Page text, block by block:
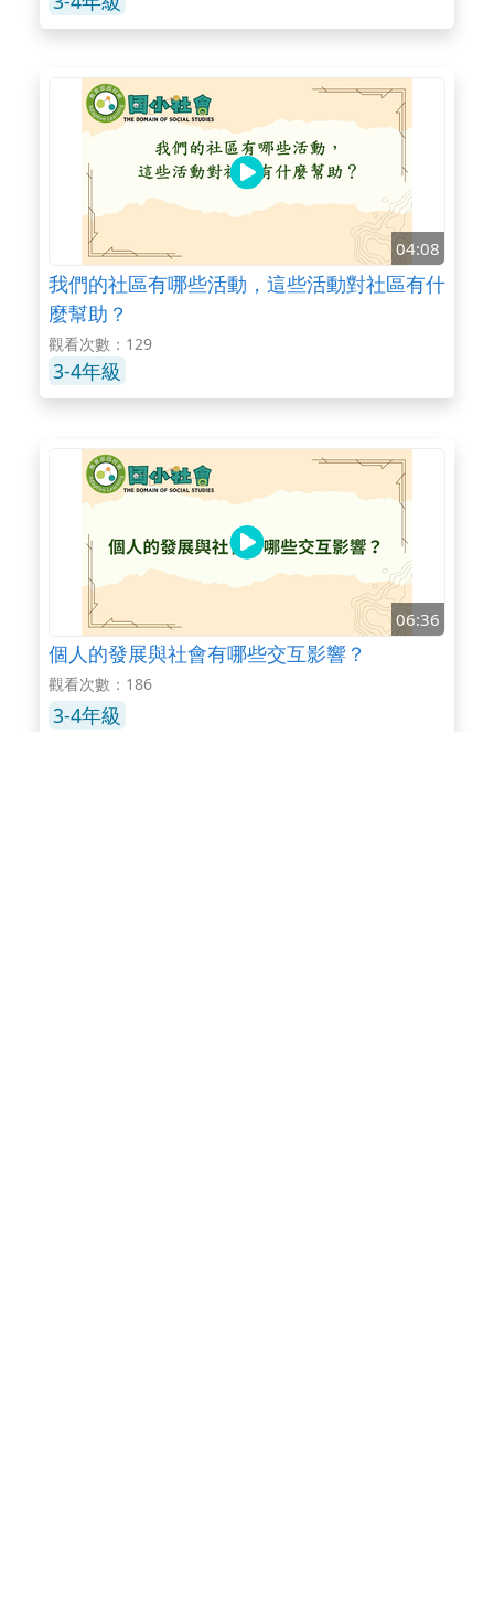
04:08
我們的社區有哪些活動，這些活動對社區有什
麼幫助？
觀看次數：129
3-4年級
06:36
個人的發展與社會有哪些交互影響？
觀看次數：186
3-4年級